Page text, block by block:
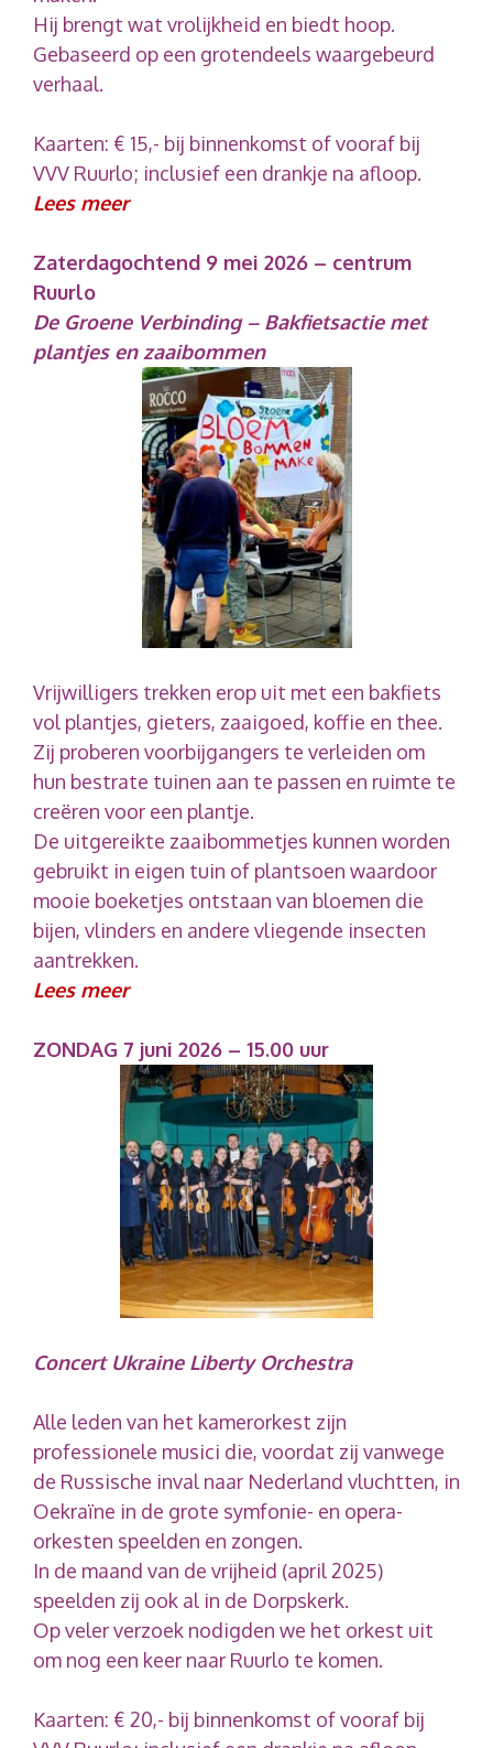
Hij brengt wat vrolijkheid en biedt hoop.
Gebaseerd op een grotendeels waargebeurd
verhaal.
Kaarten: € 15,- bij binnenkomst of vooraf bij
VVV Ruurlo; inclusief een drankje na afloop.
Lees meer
Zaterdagochtend 9 mei 2026 – centrum
Ruurlo
De Groene Verbinding – Bakfietsactie met
plantjes en zaaibommen
Vrijwilligers trekken erop uit met een bakfiets
vol plantjes, gieters, zaaigoed, koffie en thee.
Zij proberen voorbijgangers te verleiden om
hun bestrate tuinen aan te passen en ruimte te
creëren voor een plantje.
De uitgereikte zaaibommetjes kunnen worden
gebruikt in eigen tuin of plantsoen waardoor
mooie boeketjes ontstaan van bloemen die
bijen, vlinders en andere vliegende insecten
aantrekken.
Lees meer
ZONDAG 7 juni 2026 – 15.00 uur
Concert Ukraine Liberty Orchestra
Alle leden van het kamerorkest zijn
professionele musici die, voordat zij vanwege
de Russische inval naar Nederland vluchtten, in
Oekraïne in de grote symfonie- en opera-
orkesten speelden en zongen.
In de maand van de vrijheid (april 2025)
speelden zij ook al in de Dorpskerk.
Op veler verzoek nodigden we het orkest uit
om nog een keer naar Ruurlo te komen.
Kaarten: € 20,- bij binnenkomst of vooraf bij